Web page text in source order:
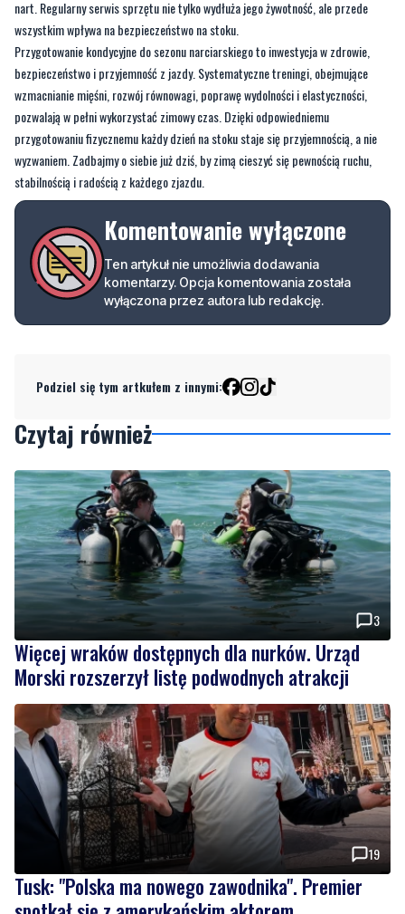
bezpieczeństwo i przyjemność z jazdy. Systematyczne treningi, obejmujące
wzmacnianie mięśni, rozwój równowagi, poprawę wydolności i elastyczności,
pozwalają w pełni wykorzystać zimowy czas. Dzięki odpowiedniemu
przygotowaniu fizycznemu każdy dzień na stoku staje się przyjemnością, a nie
wyzwaniem. Zadbajmy o siebie już dziś, by zimą cieszyć się pewnością ruchu,
stabilnością i radością z każdego zjazdu.
Komentowanie wyłączone
Ten artykuł nie umożliwia dodawania
wyłączona przez autora lub redakcję.
Podziel się tym artkułem z innymi:
3
Więcej wraków dostępnych dla nurków. Urząd
Morski rozszerzył listę podwodnych atrakcji
19
Tusk: "Polska ma nowego zawodnika". Premier
spotkał się z amerykańskim aktorem